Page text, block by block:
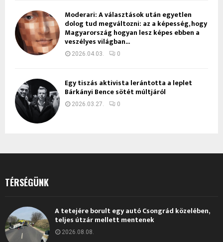
Moderari: A választások után egyetlen
dolog tud megváltozni: az a képesség, hogy
Magyarország hogyan lesz képes ebben a
veszélyes világban...
2026.04.03. 0
Egy tiszás aktivista lerántotta a leplet
Bárkányi Bence sötét múltjáról
2026.03.27. 0
TÉRSÉGÜNK
A tetejére borult egy autó Csongrád közelében,
teljes útzár mellett mentenek
2026.08.08.